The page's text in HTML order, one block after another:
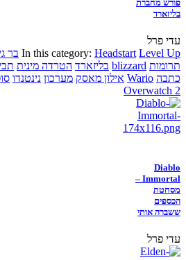
פורש מחברת
בליזארד
עדי פרל
In this category: Headstart Level Up בר
תרומות blizzard בליזארד הטרדה מינית
כתבה Wario אילון מאסק מערכון נינטנדו
Overwatch 2
Diablo
Immortal –
מסחטת
הכספים
ששברה אותי
עדי פרל